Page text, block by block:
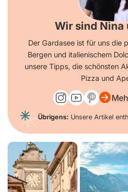
Wir sind Nina
Der Gardasee ist für uns die
Bergen und italienischem
unsere Tipps, die schönsten
Pizza und
Übrigens: Unsere Artikel